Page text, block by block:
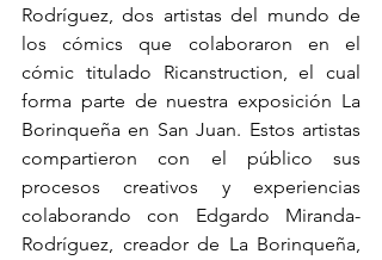
Rodríguez, dos artistas del mundo de
los cómics que colaboraron en el
cómic titulado Ricanstruction, el cual
forma parte de nuestra exposición La
Borinqueña en San Juan. Estos artistas
compartieron con el público sus
procesos creativos y experiencias
colaborando con Edgardo Miranda-
Rodríguez, creador de La Borinqueña,